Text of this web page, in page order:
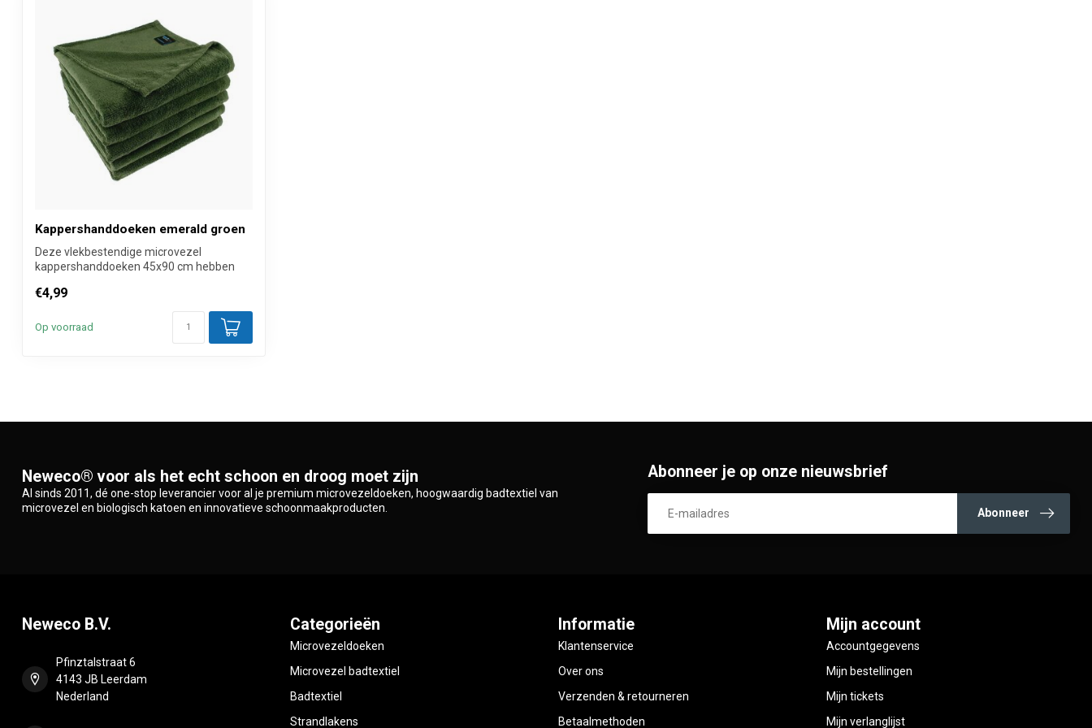
Merk
Waslabel
Verkoopprijs
Kappershanddoeken emerald groen
Deze vlekbestendige microvezel
kappershanddoeken 45x90 cm hebben
€4,99
Op voorraad
Neweco® voor als het echt schoon en droog moet zijn
Al sinds 2011, dé one-stop leverancier voor al je premium microvezeldoeken, hoogwaardig badtextiel van
microvezel en biologisch katoen en innovatieve schoonmaakproducten.
Abonneer je op onze nieuwsbrief
Abonneer
Neweco B.V.
Pfinztalstraat 6
4143 JB Leerdam
Nederland
Categorieën
Microvezeldoeken
Microvezel badtextiel
Badtextiel
Strandlakens
Informatie
Klantenservice
Over ons
Verzenden & retourneren
Betaalmethoden
Mijn account
Accountgegevens
Mijn bestellingen
Mijn tickets
Mijn verlanglijst